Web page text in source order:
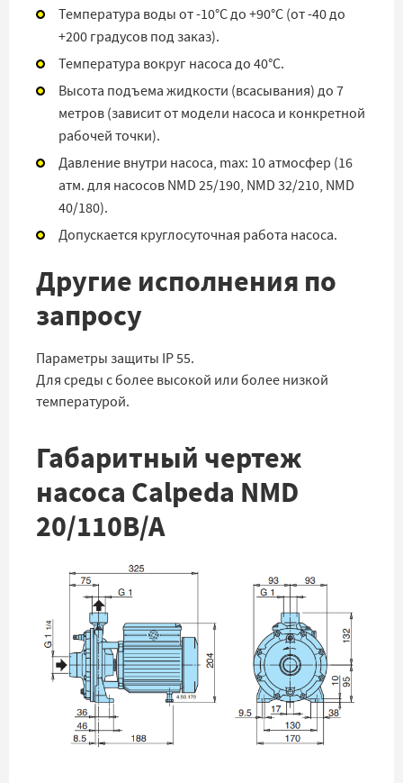
Температура воды от -10°C до +90°C (от -40 до
+200 градусов под заказ).
Температура вокруг насоса до 40°C.
Высота подъема жидкости (всасывания) до 7
метров (зависит от модели насоса и конкретной
рабочей точки).
Давление внутри насоса, max: 10 атмосфер (16
атм. для насосов NMD 25/190, NMD 32/210, NMD
40/180).
Допускается круглосуточная работа насоса.
Другие исполнения по
запросу
Параметры защиты IP 55.
Для среды с более высокой или более низкой
температурой.
Габаритный чертеж
насоса Calpeda NMD
20/110B/A